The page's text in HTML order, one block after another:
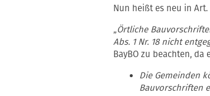
Nun heißt es neu in Art.
„Örtliche
Abs. 1 Nr. 18 nicht
BayBO zu beachten,
Die Gemeinden
Bauvorschriften